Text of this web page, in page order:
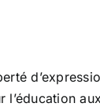
l’éducation